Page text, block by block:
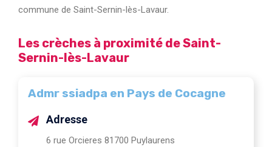
commune de Saint-Sernin-lès-Lavaur.
Les crèches à proximité de Saint-
Sernin-lès-Lavaur
Admr ssiadpa en Pays de Cocagne
Adresse
6 rue Orcieres 81700 Puylaurens